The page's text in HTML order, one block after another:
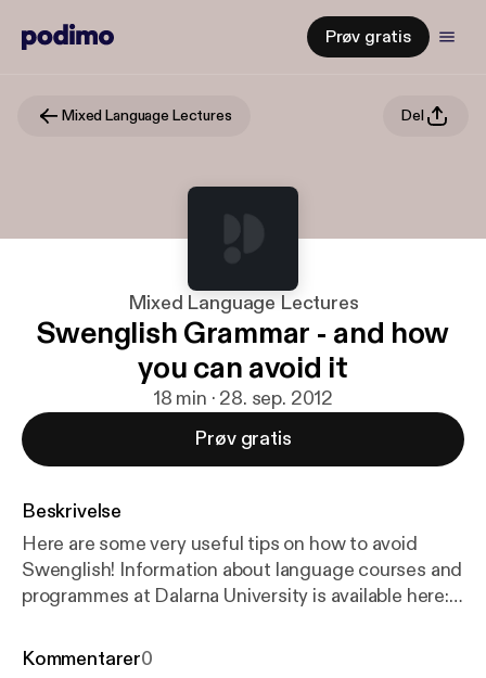
Prøv gratis
Mixed Language Lectures Del
Mixed Language Lectures
Swenglish Grammar - and how
you can avoid it
18 min · 28. sep. 2012
Prøv gratis
Beskrivelse
Here are some very useful tips on how to avoid
Swenglish! Information about language courses and
programmes at Dalarna University is available here:h
Kommentarer0